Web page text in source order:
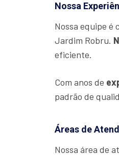
Nossa
Nossa equipe
Jardim Robru.
eficiente.
Com anos de
padrão de
Áreas de
Nossa área de